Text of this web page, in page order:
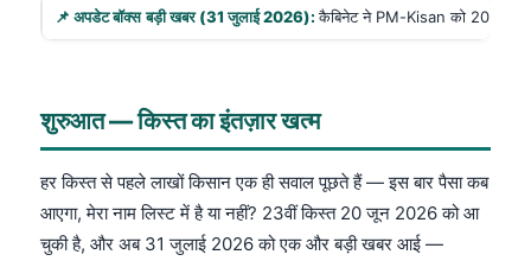
📌 अपडेट बॉक्स बड़ी खबर (31जुलाई 2026):कैबिनेट ने PM-Kisan को 2030-
शुरुआत—किस्त का इंतज़ार खत्म
हर किस्त से पहले लाखों किसान एक ही सवाल पूछते हैं — इस बार पैसा कब
आएगा, मेरा नाम लिस्ट में है या नहीं? 23वीं किस्त 20 जून 2026 को आ
चुकी है, और अब 31 जुलाई 2026 को एक और बड़ी खबर आई —